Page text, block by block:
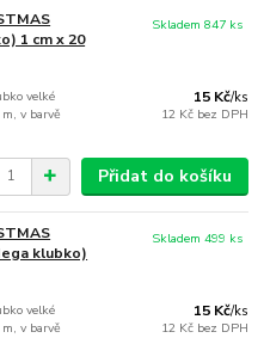
1 cm x 20
velké
v barvě
15 Kč/ks
12 Kč bez DPH
Skladem 847 ks
Přidat do košíku
klubko)
velké
v barvě
15 Kč/ks
12 Kč bez DPH
Skladem 499 ks